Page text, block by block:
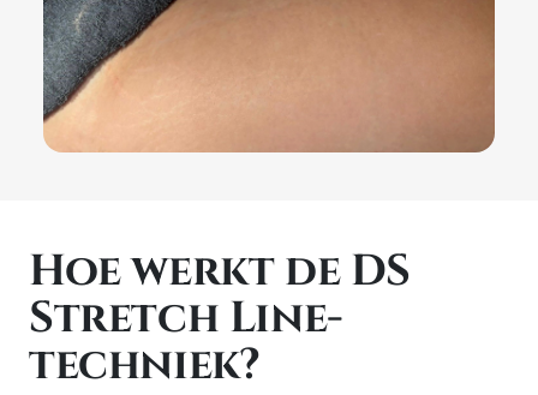
Hoe werkt de DS
Stretch Line-
techniek?